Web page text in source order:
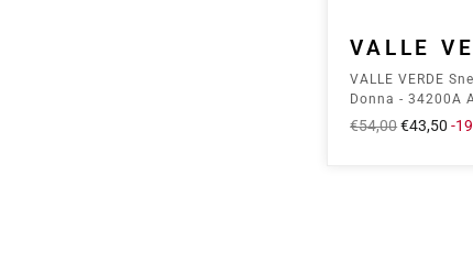
VALLE
VALLE VERDE
Donna - 34200A
Prezzo
€54,00Prezzo
€43,50-